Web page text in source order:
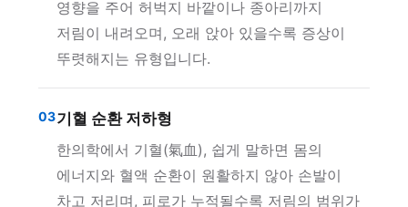
영향을 주어 허벅지 바깥이나 종아리까지
저림이 내려오며, 오래 앉아 있을수록 증상이
뚜렷해지는 유형입니다.
03기혈 순환 저하형
한의학에서 기혈(氣血), 쉽게 말하면 몸의
에너지와 혈액 순환이 원활하지 않아 손발이
차고 저리며, 피로가 누적될수록 저림의 범위가